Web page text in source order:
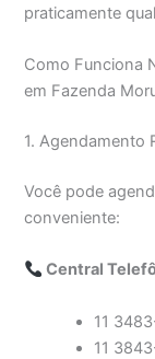
praticamente
Como Funciona
em Fazenda
1. Agendamento
Você pode
conveniente:
Central
11
11